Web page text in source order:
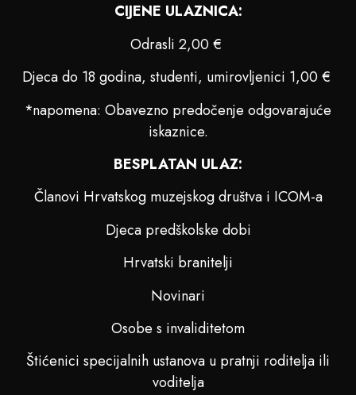
CIJENE ULAZNICA:
Odrasli 2,00 €
Djeca do 18 godina, studenti, umirovljenici 1,00 €
*napomena: Obavezno predočenje odgovarajuće
iskaznice.
BESPLATAN ULAZ:
Članovi Hrvatskog muzejskog društva i ICOM-a
Djeca predškolske dobi
Hrvatski branitelji
Novinari
Osobe s invaliditetom
Štićenici specijalnih ustanova u pratnji roditelja ili
voditelja